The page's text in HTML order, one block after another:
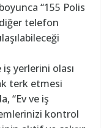
“155 Polis
telefon
yerlerini olası
terk etmesi
“Ev ve iş
kontrol